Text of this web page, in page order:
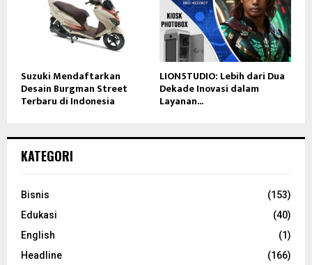
Suzuki Mendaftarkan
Desain Burgman Street
Terbaru di Indonesia
LION5TUDIO: Lebih dari Dua
Dekade Inovasi dalam
Layanan...
KATEGORI
Bisnis
(153)
Edukasi
(40)
English
(1)
Headline
(166)